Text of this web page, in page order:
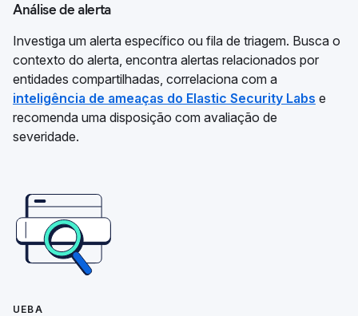
Análise de alerta
Investiga um alerta específico ou fila de triagem. Busca o
contexto do alerta, encontra alertas relacionados por
entidades compartilhadas, correlaciona com a
inteligência de ameaças do Elastic Security Labs e
recomenda uma disposição com avaliação de
severidade.
UEBA